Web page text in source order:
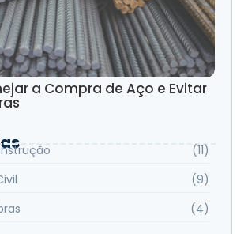
a Compra de Aço e Evitar
(11)
(9)
(4)